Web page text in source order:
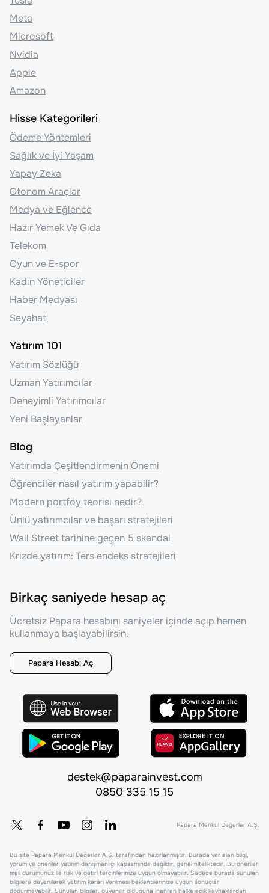
Meta
Microsoft
Nvidia
Apple
Amazon
Hisse Kategorileri
Ödeme Yöntemleri
Sağlık ve İyi Yaşam
Yapay Zeka
Otonom Araçlar
Medya ve Eğlence
Hazır Yemek Ve Gıda
Telekom
Oyun ve E-spor
Kadın Yöneticiler
Haber Medyası
Seyahat
Yatırım 101
Yatırım Sözlüğü
Uzman Yatırımcılar
Deneyimli Yatırımcılar
Yeni Başlayanlar
Blog
Yatırımda Çeşitlendirmenin Önemi
Öğrenciler nasıl yatırım yapabilir?
Modern portföy teorisi nedir?
Ünlü yatırımcılar ve başarı stratejileri
Wall Street tarihine geçen 5 skandal
Krizde yatırım: Ters endeks stratejileri
Birkaç saniyede hesap aç
Ücretsiz Papara hesabını saniyeler içinde açıp hemen
kullanmaya başlayabilirsin.
Papara Hesabı Aç
destek@paparainvest.com
0850 335 15 15
Papara Menkul Değerler A.Ş.
Bu site Papara Menkul Değerler A.Ş. tarafından hazırlanmıştır. Burada yer alan bilgi,
yorum ve öneriler yatırım danışmanlığı kapsamında değildir, genel niteliktedir. Bu öneriler
mali durumunuz ile risk ve getiri tercihlerinize uygun olmayabilir. Sadece burada sunulan
bilgilere dayanılarak yatırım kararı verilmesi beklentilerinize uygun sonuçlar
doğurmayabilir. Sunulan bilgiler, güvenilir olduğuna inanılan halka açık kaynaklardan